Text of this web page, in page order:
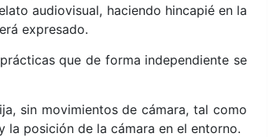
audiovisual, haciendo hincapié en la
expresado.
que de forma independiente se
sin movimientos de cámara, tal como
la posición de la cámara en el entorno.